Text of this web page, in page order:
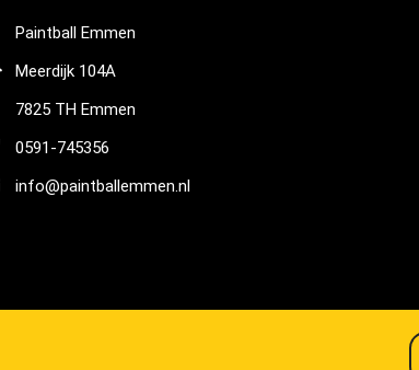
Paintball Emmen
Meerdijk 104A
7825 TH Emmen
0591-745356
info@paintballemmen.nl